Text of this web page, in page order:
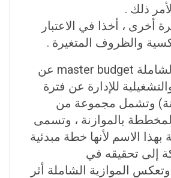
ذلك .
أخرى ، أخذا في الاعتبار
والظروف المتغيرة .
وتعبر الموازنة الشاملة master budget عن
للإدارة عن فترة
وتشمل مجموعة من
المخططة بالموازنة ، وتسمى
بهذا الاسم لأنها خطة مبدئية
إلى تحقيقه في
وتعكس الموازية الشاملة أثر